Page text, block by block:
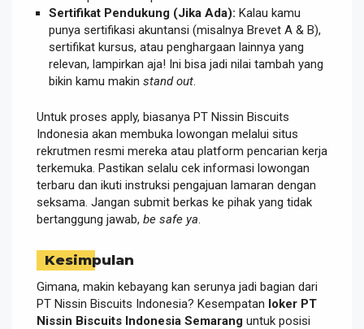
Sertifikat Pendukung (Jika Ada): Kalau kamu
punya sertifikasi akuntansi (misalnya Brevet A & B),
sertifikat kursus, atau penghargaan lainnya yang
relevan, lampirkan aja! Ini bisa jadi nilai tambah yang
bikin kamu makin stand out.
Untuk proses apply, biasanya PT Nissin Biscuits
Indonesia akan membuka lowongan melalui situs
rekrutmen resmi mereka atau platform pencarian kerja
terkemuka. Pastikan selalu cek informasi lowongan
terbaru dan ikuti instruksi pengajuan lamaran dengan
seksama. Jangan submit berkas ke pihak yang tidak
bertanggung jawab, be safe ya
Kesimpulan
Gimana, makin kebayang kan serunya jadi bagian dari
PT Nissin Biscuits Indonesia? Kesempatan loker PT
Nissin Biscuits Indonesia Semarang untuk posisi